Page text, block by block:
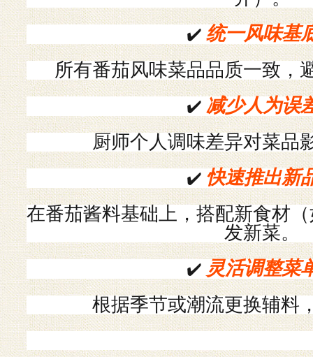
✔️ 统一风味基
所有番茄风味菜品品质一致，
✔️ 减少人为误
厨师个人调味差异对菜品
✔️ 快速推出新
在番茄酱料基础上，搭配新食材
发新菜。
✔️ 灵活调整菜
根据季节或潮流更换辅料